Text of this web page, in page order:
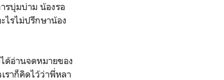
รบุ่มบ่าม น้องรอ
ไรไม่ปรึกษาน้อง
ด้อ่านจดหมายของ
ราก็คิดไว้ว่าพี่หลา